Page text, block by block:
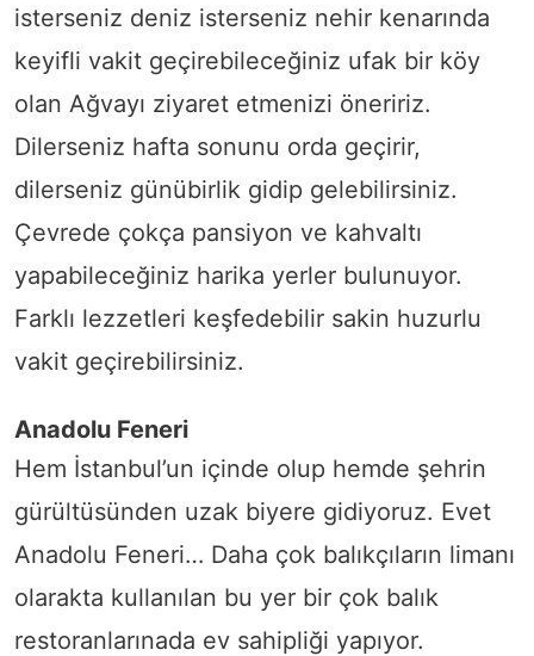
isterseniz deniz isterseniz nehir kenarında
keyifli vakit geçirebileceğiniz ufak bir köy
olan Ağvayı ziyaret etmenizi öneririz.
Dilerseniz hafta sonunu orda geçirir,
dilerseniz günübirlik gidip gelebilirsiniz.
Çevrede çokça pansiyon ve kahvaltı
yapabileceğiniz harika yerler bulunuyor.
Farklı lezzetleri keşfedebilir sakin huzurlu
vakit geçirebilirsiniz.
Anadolu Feneri
Hem İstanbul’un içinde olup hemde şehrin
gürültüsünden uzak biyere gidiyoruz. Evet
Anadolu Feneri… Daha çok balıkçıların limanı
olarakta kullanılan bu yer bir çok balık
restoranlarınada ev sahipliği yapıyor.